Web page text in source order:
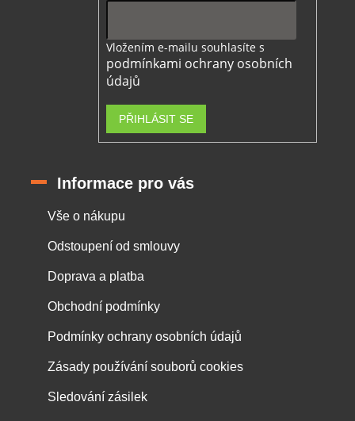
Vložením e-mailu souhlasíte s
podmínkami ochrany osobních
údajů
PŘIHLÁSIT SE
Informace pro vás
Vše o nákupu
Odstoupení od smlouvy
Doprava a platba
Obchodní podmínky
Podmínky ochrany osobních údajů
Zásady používání souborů cookies
Sledování zásilek